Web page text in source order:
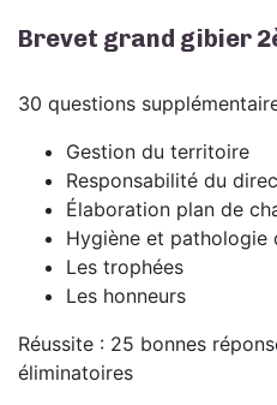
Brevet grand gibier
30 questions
Gestion du territoire
Responsabilité du
Élaboration plan de
Hygiène et pathologie
Les trophées
Les honneurs
Réussite : 25 bonnes
éliminatoires